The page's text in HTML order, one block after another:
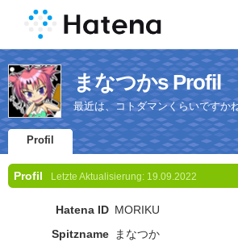
まなつかs Profil
最近は、コトダマンくらいですか
Profil
Profil Letzte Aktualisierung: 19.09.2022
Hatena ID MORIKU
Spitzname まなつか